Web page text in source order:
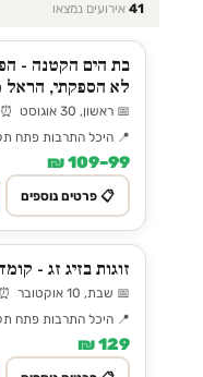
41 אירועים נמצאו
לא הספקתי, הראל
📅 ראשון, 30 אוגוסט ⏰ 17:30
📍 היכל התרבות פתח
99–109 ₪
📋 פרטים נוספים
זוגות בזיג זג -
📅 שבת, 10 אוקטובר ⏰ 21:30
📍 היכל התרבות פתח
129 ₪